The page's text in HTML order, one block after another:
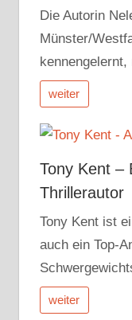
Die Autorin
Münster/
weiter
Tony Kent –
Thrillerautor
Tony Kent ist
auch ein Top-
weiter